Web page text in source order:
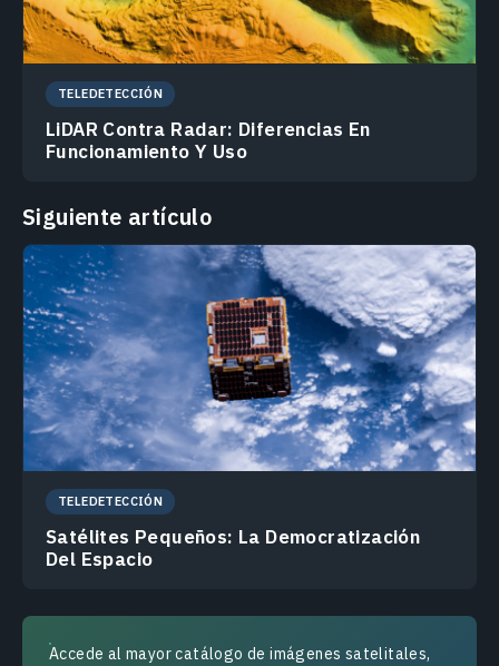
TELEDETECCIÓN
LiDAR Contra Radar: Diferencias En
Funcionamiento Y Uso
Siguiente artículo
TELEDETECCIÓN
Satélites Pequeños: La Democratización
Del Espacio
Accede al mayor catálogo de imágenes satelitales,